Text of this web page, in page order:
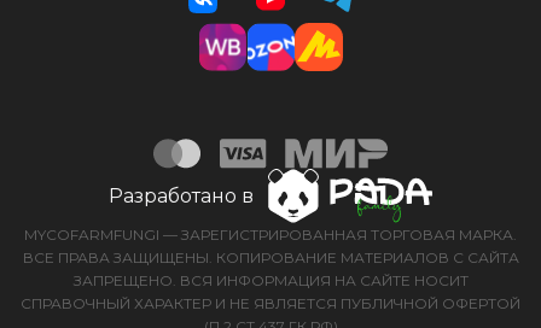
Разработано в
MYCOFARMFUNGI — ЗАРЕГИСТРИРОВАННАЯ ТОРГОВАЯ МАРКА.
ВСЕ ПРАВА ЗАЩИЩЕНЫ. КОПИРОВАНИЕ МАТЕРИАЛОВ С САЙТА
ЗАПРЕЩЕНО. ВСЯ ИНФОРМАЦИЯ НА САЙТЕ НОСИТ
СПРАВОЧНЫЙ ХАРАКТЕР И НЕ ЯВЛЯЕТСЯ ПУБЛИЧНОЙ ОФЕРТОЙ